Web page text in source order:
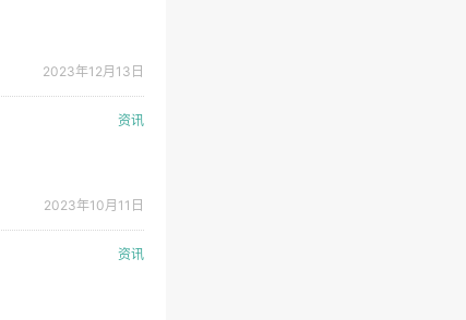
2023年12月13日
资讯
2023年10月11日
资讯